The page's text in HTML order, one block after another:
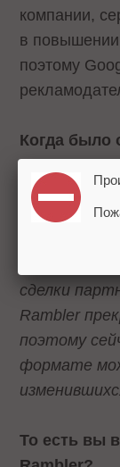
компании,
в
поэтому
Когда было
"Бегуна",
сфере
сделки
Rambler
поэтому
формате
То есть вы